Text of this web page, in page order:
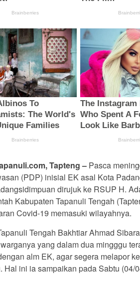
Tapteng – Pasca
(PDP) inisial EK asal Kota
dirujuk ke RSUP H.
Kabupaten Tapanuli Tengah
Covid-19 memasuki wilayahnya.
Tengah Bakhtiar Ahmad
yang dalam dua mingggu
alm EK, agar segera melapor
Hal ini ia sampaikan pada Sabtu (04/